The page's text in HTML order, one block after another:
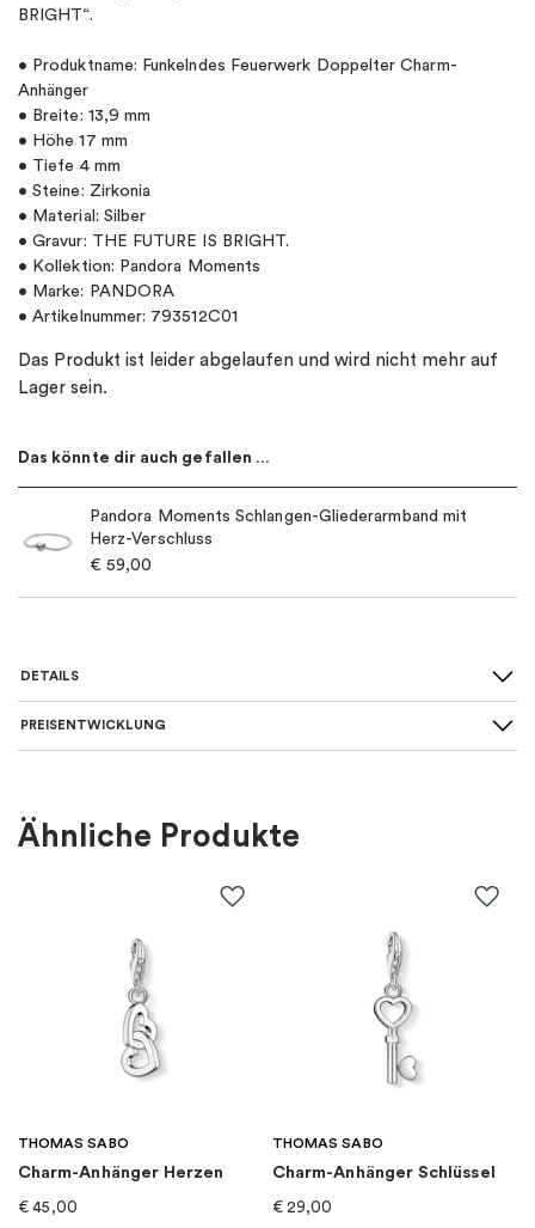
BRIGHT“.
• Produktname: Funkelndes Feuerwerk Doppelter Charm-
Anhänger
• Breite: 13,9 mm
• Höhe 17 mm
• Tiefe 4 mm
• Steine: Zirkonia
• Material: Silber
• Gravur: THE FUTURE IS BRIGHT.
• Kollektion: Pandora Moments
• Marke: PANDORA
• Artikelnummer: 793512C01
Das Produkt ist leider abgelaufen und wird nicht mehr auf
Lager sein.
Das könnte dir auch gefallen …
Pandora Moments Schlangen-Gliederarmband mit
Herz-Verschluss
€ 59,00
DETAILS
Für wen:
Kategorie:
PREISENTWICKLUNG
Ähnliche Produkte
THOMAS SABO
Charm-Anhänger Herzen
€ 45,00
THOMAS SABO
Charm-Anhänger Schlüssel
€ 29,00